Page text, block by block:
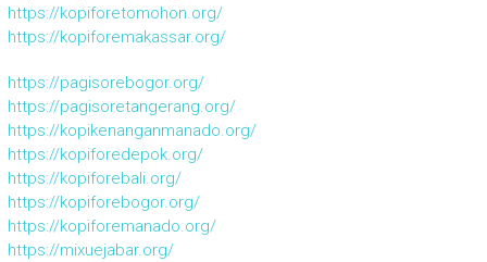
https://kopiforetomohon.org/
https://kopiforemakassar.org/
https://pagisorebogor.org/
https://pagisoretangerang.org/
https://kopikenanganmanado.org/
https://kopiforedepok.org/
https://kopiforebali.org/
https://kopiforebogor.org/
https://kopiforemanado.org/
https://mixuejabar.org/